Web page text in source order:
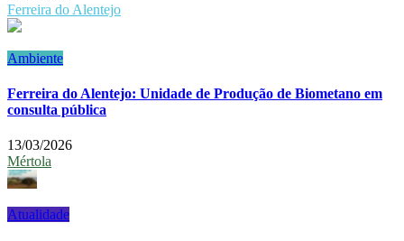
Ferreira do Alentejo
Ambiente
Ferreira do Alentejo: Unidade de Produção de Biometano em
consulta pública
13/03/2026
Mértola
Atualidade